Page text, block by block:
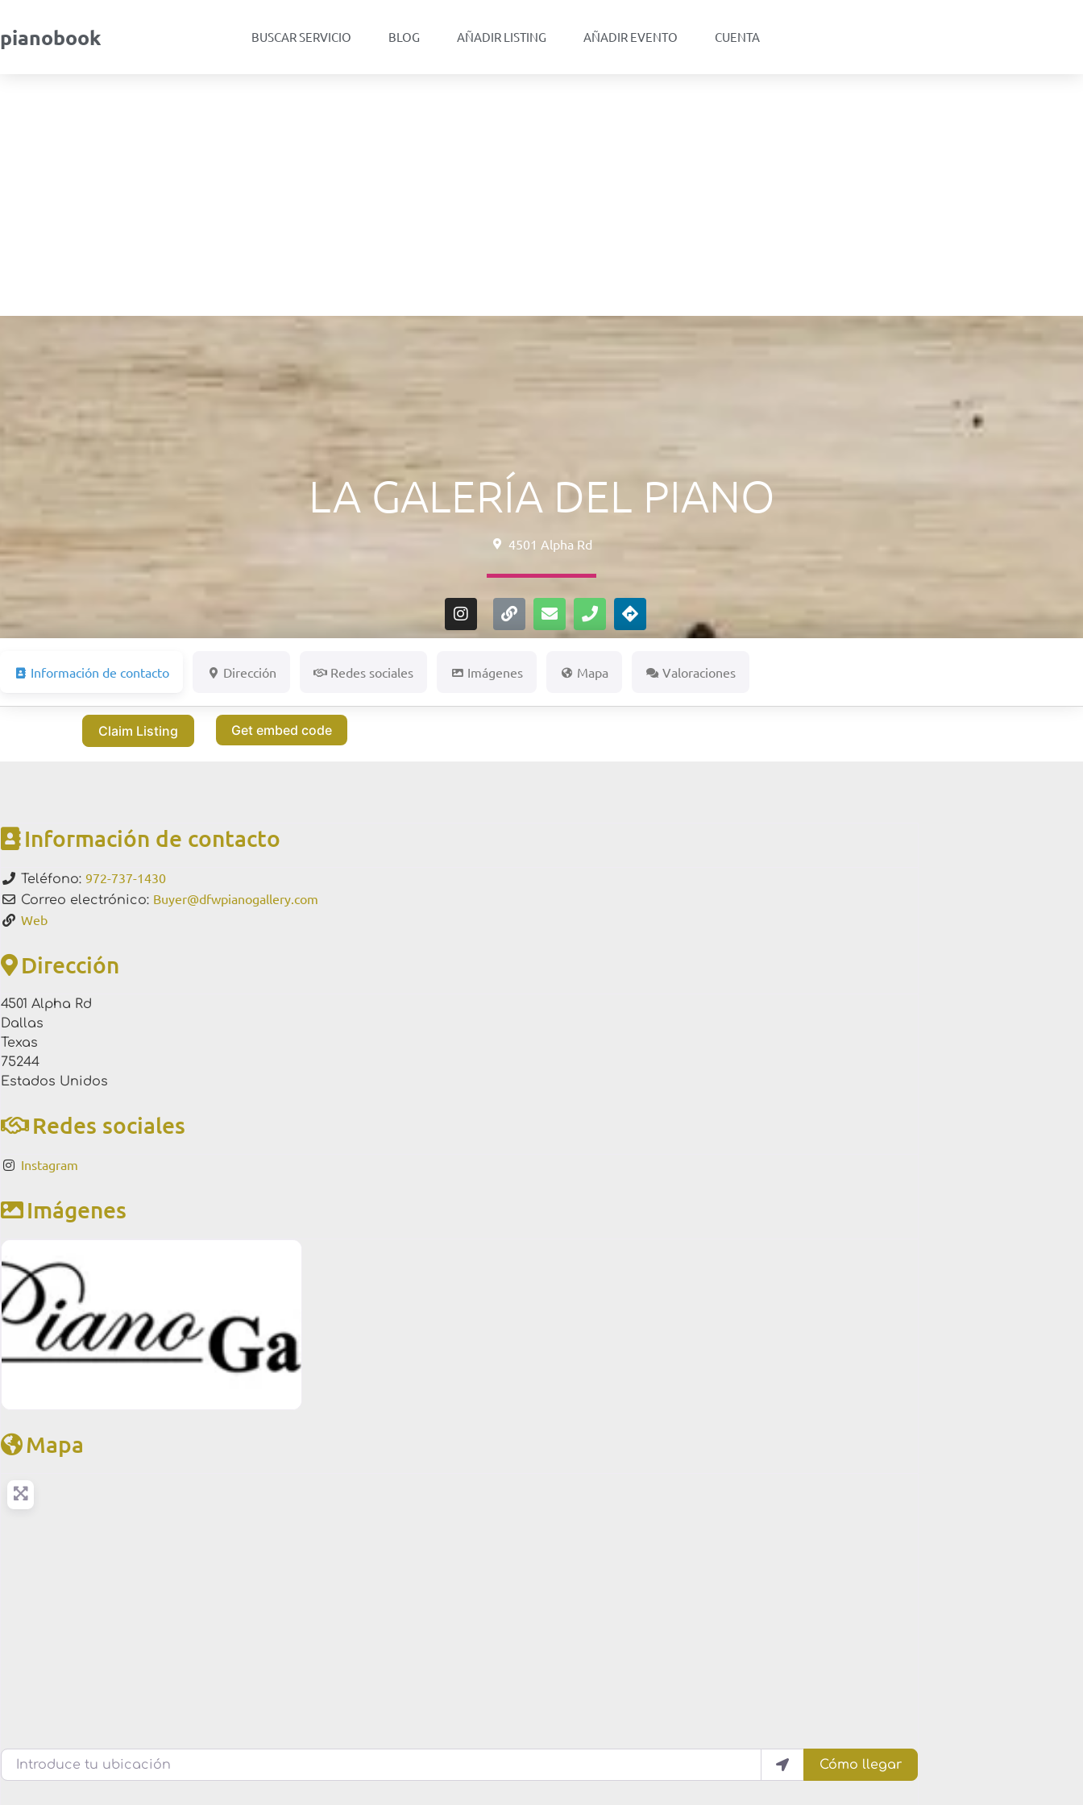
pianobook BUSCAR SERVICIO BLOG AÑADIR LISTING AÑADIR EVENTO CUENTA
LA GALERÍA DEL PIANO
4501 Alpha Rd
Información de contacto Dirección Redes sociales Imágenes Mapa Valoraciones
Claim Listing Get embed code
Información de contacto
Teléfono: 972-737-1430
Correo electrónico: Buyer@dfwpianogallery.com
Web
Dirección
4501 Alpha Rd
Dallas
Texas
75244
Estados Unidos
Redes sociales
Instagram
Imágenes
Mapa
Introduce tu ubicación
Cómo llegar